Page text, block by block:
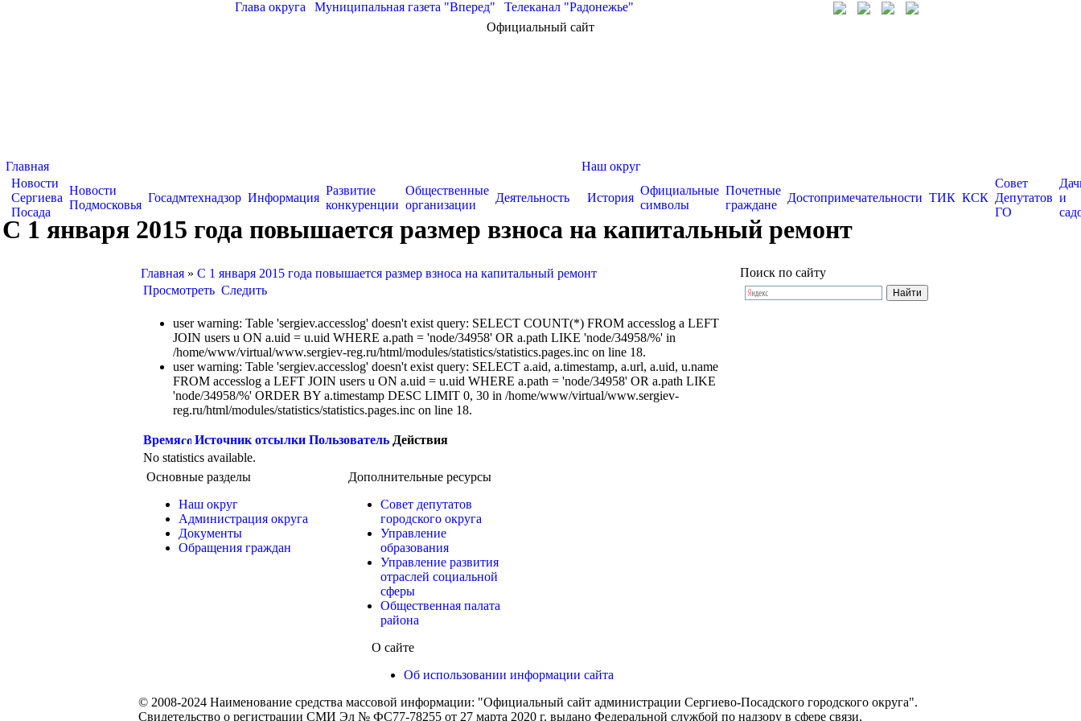
Глава округа Муниципальная газета "Вперед"
Телеканал "Радонежье"
Официальный сайт
Главная
Новости
Сергиева
Посада
Новости
Подмосковья
Госадмтехнадзор Информация
Развитие
конкуренции
Общественные
организации
Деятельность
Наш округ
История
Официальные
символы
Почетные
граждане
Достопримечательности ТИК КСК
Совет
Депутатов
ГО
и
С 1 января 2015 года повышается размер взноса на капитальный ремонт
Главная » С 1 января 2015 года повышается размер взноса на капитальный ремонт
Просмотреть Следить
user warning: Table 'sergiev.accesslog' doesn't exist query: SELECT COUNT(*) FROM accesslog a LEFT
JOIN users u ON a.uid = u.uid WHERE a.path = 'node/34958' OR a.path LIKE 'node/34958/%' in
/home/www/virtual/www.sergiev-reg.ru/html/modules/statistics/statistics.pages.inc on line 18.
user warning: Table 'sergiev.accesslog' doesn't exist query: SELECT a.aid, a.timestamp, a.url, a.uid, u.name
FROM accesslog a LEFT JOIN users u ON a.uid = u.uid WHERE a.path = 'node/34958' OR a.path LIKE
'node/34958/%' ORDER BY a.timestamp DESC LIMIT 0, 30 in /home/www/virtual/www.sergiev-
reg.ru/html/modules/statistics/statistics.pages.inc on line 18.
Время Источник отсылки Пользователь Действия
No statistics available.
Поиск по сайту
Основные разделы
Наш округ
Администрация округа
Документы
Обращения граждан
Дополнительные ресурсы
Совет депутатов
городского округа
Управление
образования
Управление развития
отраслей социальной
сферы
Общественная палата
района
О сайте
Об использовании информации сайта
© 2008-2024 Наименование средства массовой информации: "Официальный сайт администрации Сергиево-Посадского городского округа".
Свидетельство о регистрации СМИ Эл № ФС77-78255 от 27 марта 2020 г. выдано Федеральной службой по надзору в сфере связи,